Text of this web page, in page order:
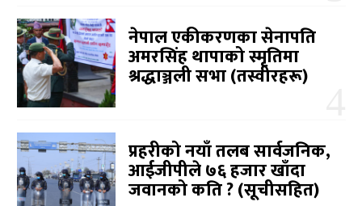
नेपाल एकीकरणका सेनापति
अमरसिंह थापाको स्मृतिमा
श्रद्धाञ्जली सभा (तस्वीरहरू)
प्रहरीको नयाँ तलब सार्वजनिक,
आईजीपीले ७६ हजार खाँदा
जवानको कति ? (सूचीसहित)